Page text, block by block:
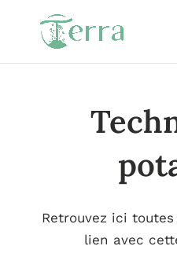
Retrouvez ici
lien avec